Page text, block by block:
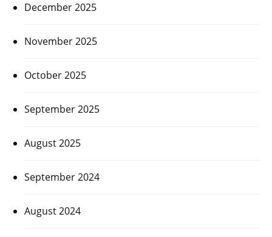
December 2025
November 2025
October 2025
September 2025
August 2025
September 2024
August 2024